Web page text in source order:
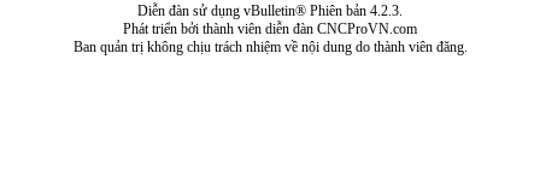
Diễn đàn sử dụng vBulletin® Phiên bản 4.2.3.
Phát triển bởi thành viên diễn đàn CNCProVN.com
Ban quản trị không chịu trách nhiệm về nội dung do thành viên đăng.